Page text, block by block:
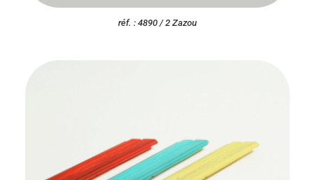
réf. : 4890 / 2 Zazou